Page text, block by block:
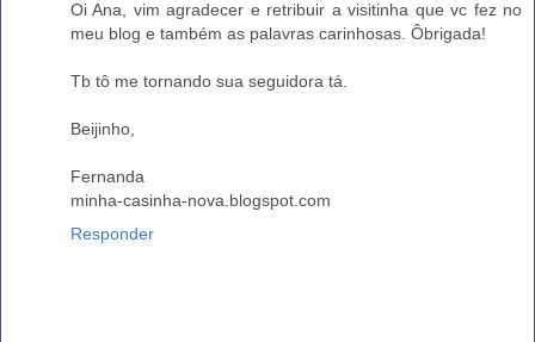
Oi Ana, vim agradecer e retribuir a visitinha que vc fez no
meu blog e também as palavras carinhosas. Ôbrigada!
Tb tô me tornando sua seguidora tá.
Beijinho,
Fernanda
minha-casinha-nova.blogspot.com
Responder